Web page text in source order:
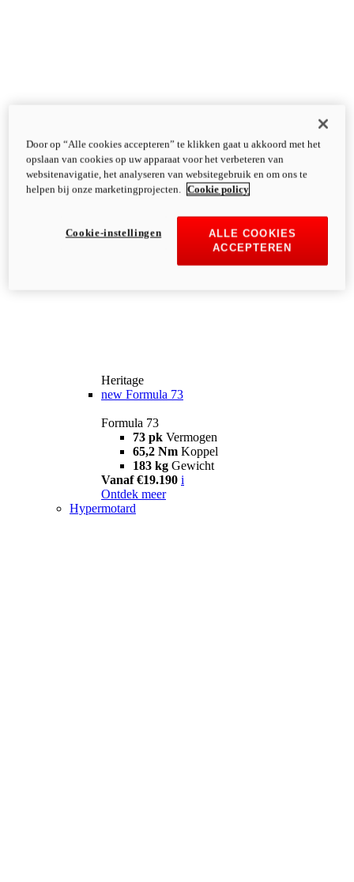
Heritage
new Formula 73
Formula 73
73 pk Vermogen
65,2 Nm Koppel
183 kg Gewicht
Vanaf €19.190 i
Ontdek meer
Hypermotard
Door op “Alle cookies accepteren” te klikken gaat u akkoord met het
opslaan van cookies op uw apparaat voor het verbeteren van
websitenavigatie, het analyseren van websitegebruik en om ons te
helpen bij onze marketingprojecten.
Cookie policy
ALLE COOKIES
ACCEPTEREN
Cookie-instellingen